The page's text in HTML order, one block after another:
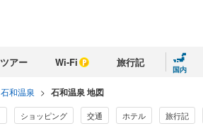
ツアー Wi-Fi 旅行記
国内
石和温泉 > 石和温泉 地図
ショッピング 交通 ホテル 旅行記